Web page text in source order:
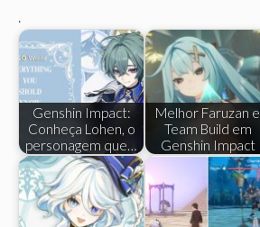
.
Genshin Impact:
Conheça Lohen, o
personagem que…
Melhor Faruzan e
Team Build em
Genshin Impact